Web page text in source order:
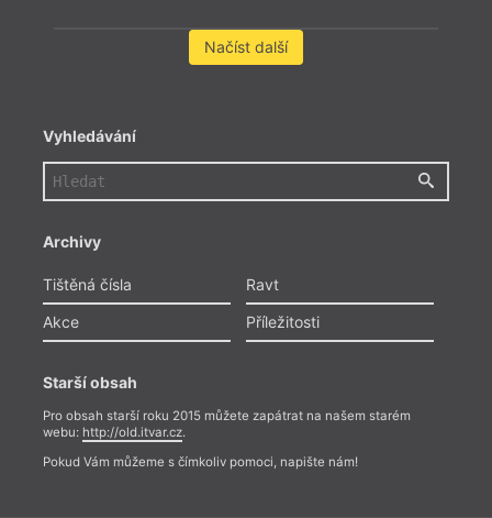
Načíst další
Vyhledávání
Archivy
Tištěná čísla
Ravt
Akce
Příležitosti
Starší obsah
Pro obsah starší roku 2015 můžete zapátrat na našem starém
webu: http://old.itvar.cz.
Pokud Vám můžeme s čímkoliv pomoci, napište nám!